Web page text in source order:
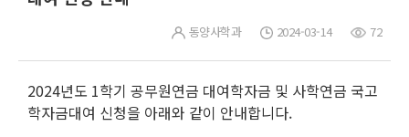
동양사학과 2024-03-14 72
2024년도 1학기 공무원연금 대여학자금 및 사학연금 국고
학자금대여 신청을 아래와 같이 안내합니다.